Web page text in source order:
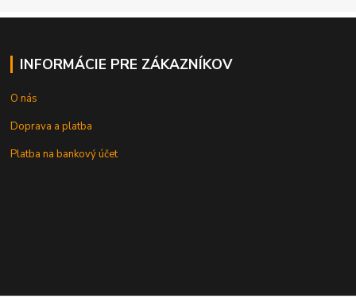
INFORMÁCIE PRE ZÁKAZNÍKOV
O nás
Doprava a platba
Platba na bankový účet